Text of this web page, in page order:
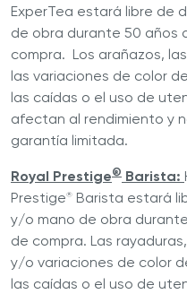
ExperTea estará libre de
de obra durante 50 años
compra. Los arañazos,
las variaciones de color
las caídas o el uso de
afectan al rendimiento y
garantía limitada.
Royal Prestige® Barista:
Prestige® Barista estará
y/o mano de obra
de compra. Las
y/o variaciones de color
las caídas o el uso de